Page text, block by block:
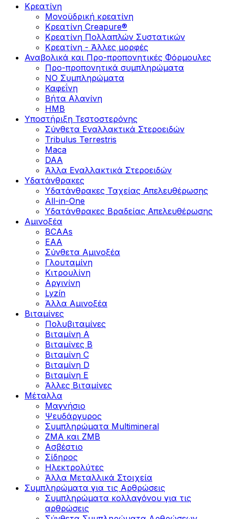
Κρεατίνη
Μονοϋδρική κρεατίνη
Κρεατίνη Creapure®
Κρεατίνη Πολλαπλών Συστατικών
Κρεατίνη - Άλλες μορφές
Αναβολικά και Προ-προπονητικές Φόρμουλες
Προ-προπονητικά συμπληρώματα
ΝΟ Συμπληρώματα
Καφεΐνη
Βήτα Αλανίνη
HMB
Υποστήριξη Τεστοστερόνης
Σύνθετα Εναλλακτικά Στεροειδών
Tribulus Terrestris
Maca
DAA
Άλλα Εναλλακτικά Στεροειδών
Υδατάνθρακες
Υδατάνθρακες Ταχείας Απελευθέρωσης
All-in-One
Υδατάνθρακες Βραδείας Απελευθέρωσης
Αμινοξέα
BCAAs
EAA
Σύνθετα Αμινοξέα
Γλουταμίνη
Κιτρουλίνη
Αργινίνη
Lyzín
Άλλα Αμινοξέα
Βιταμίνες
Πολυβιταμίνες
Βιταμίνη Α
Βιταμίνες Β
Βιταμίνη C
Βιταμίνη D
Βιταμίνη Ε
Άλλες Βιταμίνες
Μέταλλα
Μαγνήσιο
Ψευδάργυρος
Συμπληρώματα Multimineral
ZMA και ZMB
Ασβέστιο
Σίδηρος
Ηλεκτρολύτες
Άλλα Mεταλλικά Στοιχεία
Συμπληρώματα για τις Αρθρώσεις
Συμπληρώματα κολλαγόνου για τις
αρθρώσεις